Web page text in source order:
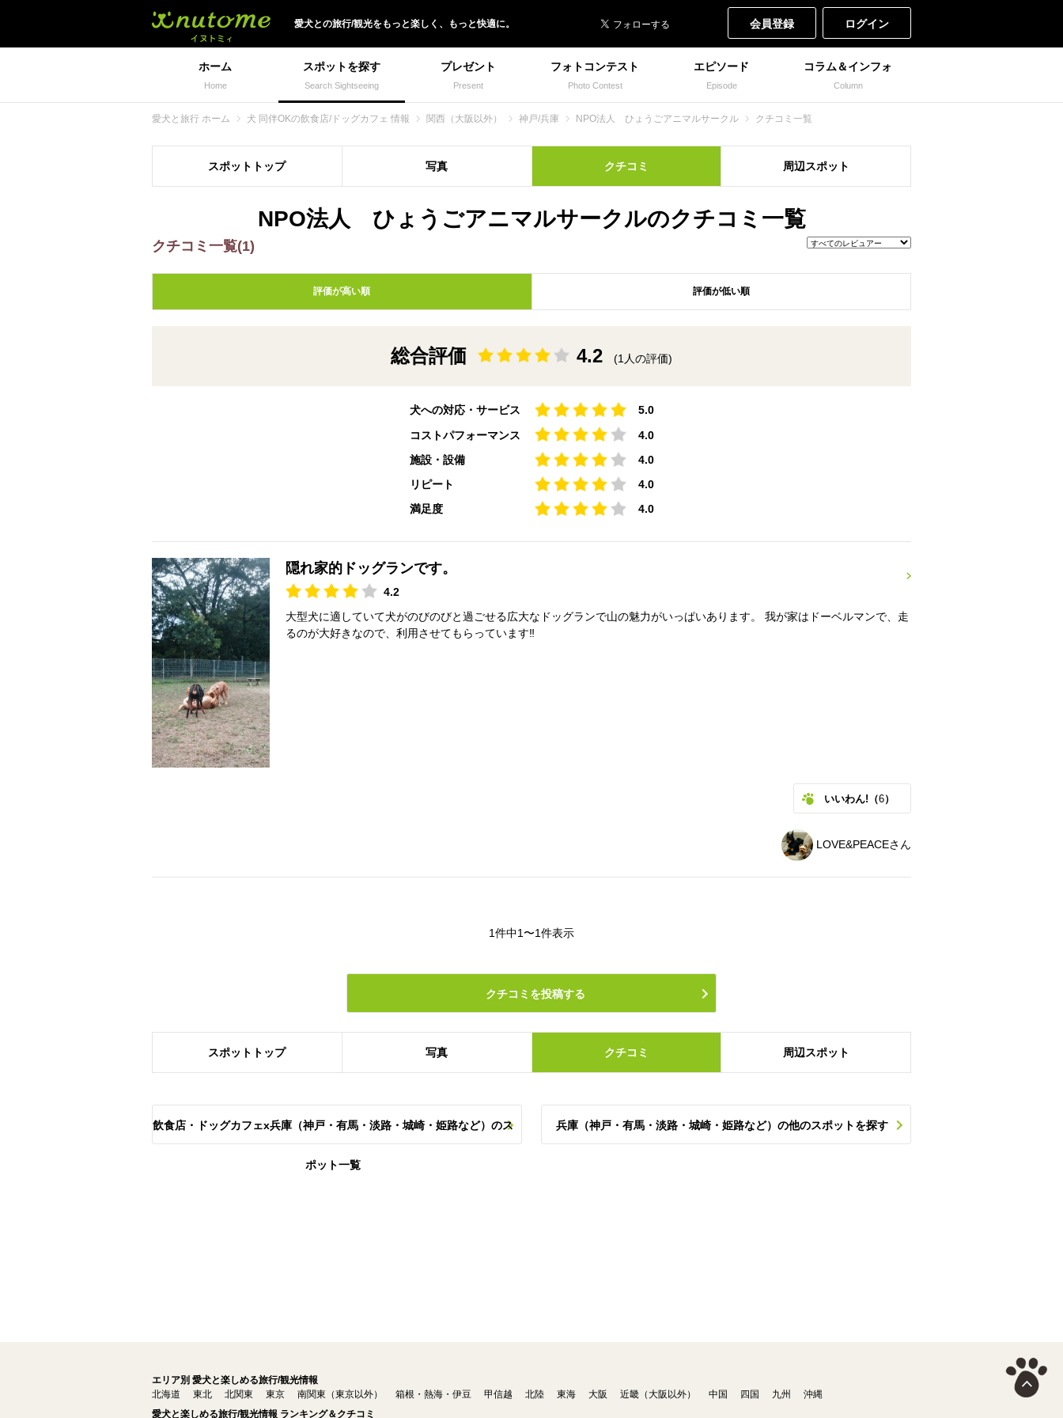
愛犬との旅行/観光をもっと楽しく、 もっと快適に。 会員登録 ログイン
ホーム
Home
スポットを探す
Search Sightseeing
プレゼント
Present
フォトコンテスト
Photo Contest
エピソード
Episode
コラム＆インフォ
Column
愛犬と旅行 ホーム 犬 同伴OKの飲食店/ドッグカフェ 情報 関西（大阪以外） 神戸/兵庫 NPO法人 ひょうごアニマルサークル クチコミ一覧
スポット トップ 写真 クチコミ 周辺 スポット
NPO法人 ひょうごアニマルサークルのクチコミ一覧
クチコミ一覧(1)
評価が高い順 評価が低い順
総合評価 4.2 (1人の評価)
犬への対応・サービス
5.0
コストパフォーマンス
4.0
施設・設備
4.0
リピート
4.0
満足度
4.0
隠れ家的ドッグランです。
4.2
大型犬に適していて犬がのびのびと過ごせる広大なドッグランで山の魅力がいっぱいあります。 我が家はドーベルマンで、走
るのが大好きなので、利用させてもらっています‼
いいわん!（6）
LOVE&PEACEさん
1件中1〜1件表示
クチコミを投稿する
スポット トップ 写真 クチコミ 周辺スポット
飲食店・ドッグカフェx兵庫（神戸・有馬・淡路・城崎・姫路など）のス
ポット一覧
兵庫（神戸・有馬・淡路・城崎・姫路など）の他のスポットを探す
エリア別 愛犬と楽しめる旅行/観光情報
北海道
東北 北関東 東京 南関東（東京以外） 箱根・熱海・伊豆 甲信越 北陸 東海 大阪 近畿（大阪以外） 中国 四国 九州
沖縄
愛犬と楽しめる旅行/観光情報 ランキング＆クチコミ